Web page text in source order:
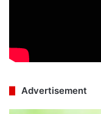
Advertisement